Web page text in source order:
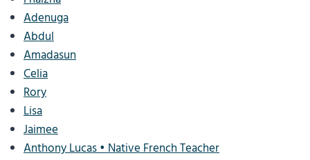
Adenuga
Abdul
Amadasun
Celia
Rory
Lisa
Jaimee
Anthony Lucas • Native French Teacher